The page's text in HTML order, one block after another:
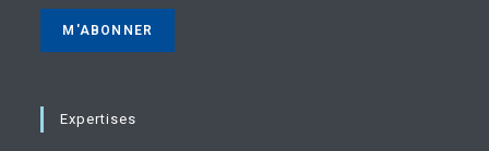
Expertises